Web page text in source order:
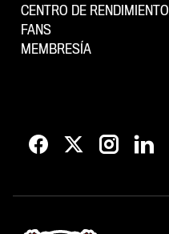
CENTRO DE RENDIMIENTO
FANS
MEMBRESÍA